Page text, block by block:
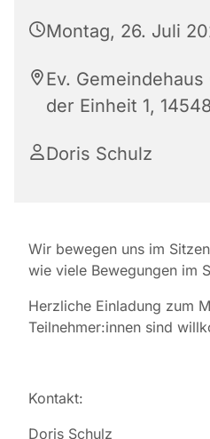
Montag, 26. Juli
Ev.
der Einheit 1,
Doris Schulz
Wir bewegen uns im
wie viele Bewegungen im
Herzliche Einladung zum
Teilnehmer:innen sind
Kontakt:
Doris Schulz